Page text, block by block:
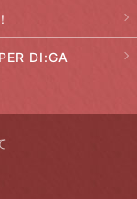
DI:GA